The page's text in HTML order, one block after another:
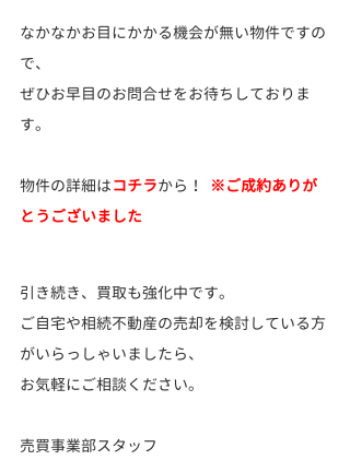
なかなかお目にかかる機会が無い物件ですの
で、
ぜひお早目のお問合せをお待ちしておりま
す。
物件の詳細はコチラから！
※ご成約ありが
とうございました
引き続き、買取も強化中です。
ご自宅や相続不動産の売却を検討している方
がいらっしゃいましたら、
お気軽にご相談ください。
売買事業部スタッフ